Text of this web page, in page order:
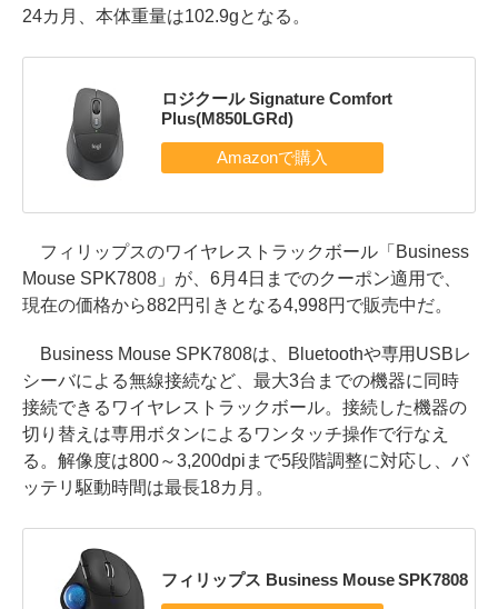
24カ月、本体重量は102.9gとなる。
ロジクール Signature Comfort
Plus(M850LGRd)
フィリップスのワイヤレストラックボール「Business
Mouse SPK7808」が、6月4日までのクーポン適用で、
現在の価格から882円引きとなる4,998円で販売中だ。
Business Mouse SPK7808は、Bluetoothや専用USBレ
シーバによる無線接続など、最大3台までの機器に同時
接続できるワイヤレストラックボール。接続した機器の
切り替えは専用ボタンによるワンタッチ操作で行なえ
る。解像度は800～3,200dpiまで5段階調整に対応し、バ
ッテリ駆動時間は最長18カ月。
フィリップス Business Mouse SPK7808